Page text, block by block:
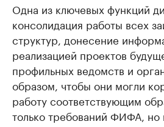
Одна из ключевых функций
консолидация работы всех
структур, донесение
реализацией проектов
профильных ведомств и
образом, чтобы они могли
работу соответствующим
только требований ФИФА,